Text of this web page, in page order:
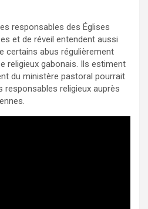
responsables des Églises
et de réveil entendent aussi
certains abus régulièrement
religieux gabonais. Ils estiment
du ministère pastoral pourrait
responsables religieux auprès